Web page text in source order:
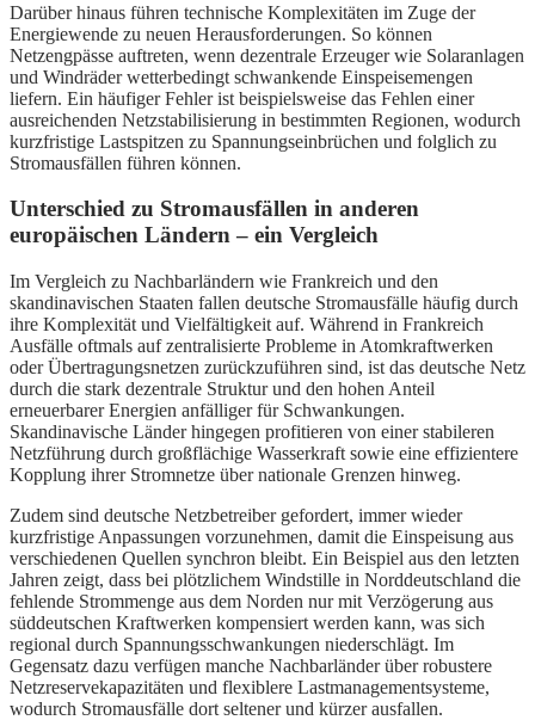
Darüber hinaus führen technische Komplexitäten im Zuge der
Energiewende zu neuen Herausforderungen. So können
Netzengpässe auftreten, wenn dezentrale Erzeuger wie Solaranlagen
und Windräder wetterbedingt schwankende Einspeisemengen
liefern. Ein häufiger Fehler ist beispielsweise das Fehlen einer
ausreichenden Netzstabilisierung in bestimmten Regionen, wodurch
kurzfristige Lastspitzen zu Spannungseinbrüchen und folglich zu
Stromausfällen führen können.
Unterschied zu Stromausfällen in anderen
europäischen Ländern – ein Vergleich
Im Vergleich zu Nachbarländern wie Frankreich und den
skandinavischen Staaten fallen deutsche Stromausfälle häufig durch
ihre Komplexität und Vielfältigkeit auf. Während in Frankreich
Ausfälle oftmals auf zentralisierte Probleme in Atomkraftwerken
oder Übertragungsnetzen zurückzuführen sind, ist das deutsche Netz
durch die stark dezentrale Struktur und den hohen Anteil
erneuerbarer Energien anfälliger für Schwankungen.
Skandinavische Länder hingegen profitieren von einer stabileren
Netzführung durch großflächige Wasserkraft sowie eine effizientere
Kopplung ihrer Stromnetze über nationale Grenzen hinweg.
Zudem sind deutsche Netzbetreiber gefordert, immer wieder
kurzfristige Anpassungen vorzunehmen, damit die Einspeisung aus
verschiedenen Quellen synchron bleibt. Ein Beispiel aus den letzten
Jahren zeigt, dass bei plötzlichem Windstille in Norddeutschland die
fehlende Strommenge aus dem Norden nur mit Verzögerung aus
süddeutschen Kraftwerken kompensiert werden kann, was sich
regional durch Spannungsschwankungen niederschlägt. Im
Gegensatz dazu verfügen manche Nachbarländer über robustere
Netzreservekapazitäten und flexiblere Lastmanagementsysteme,
wodurch Stromausfälle dort seltener und kürzer ausfallen.